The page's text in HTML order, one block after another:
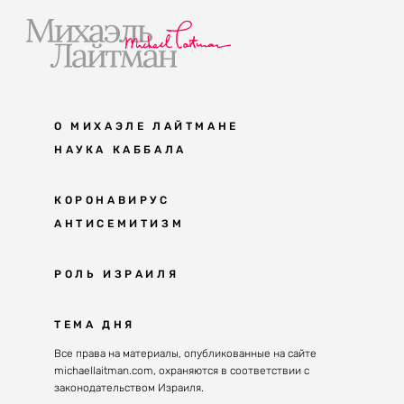
О МИХАЭЛЕ ЛАЙТМАНЕ
НАУКА КАББАЛА
Мудрость каббалы
Каббала сегодня
Великие каббалисты
Духовные состояния
Конгрессы каббалы
КОРОНАВИРУС
АНТИСЕМИТИЗМ
Антисемитизм в современном мире
Решение
РОЛЬ ИЗРАИЛЯ
Почему евреи
Израиль сегодня
ТЕМА ДНЯ
Все права на материалы, опубликованные на сайте
michaellaitman.com, охраняются в соответствии с
законодательством Израиля.